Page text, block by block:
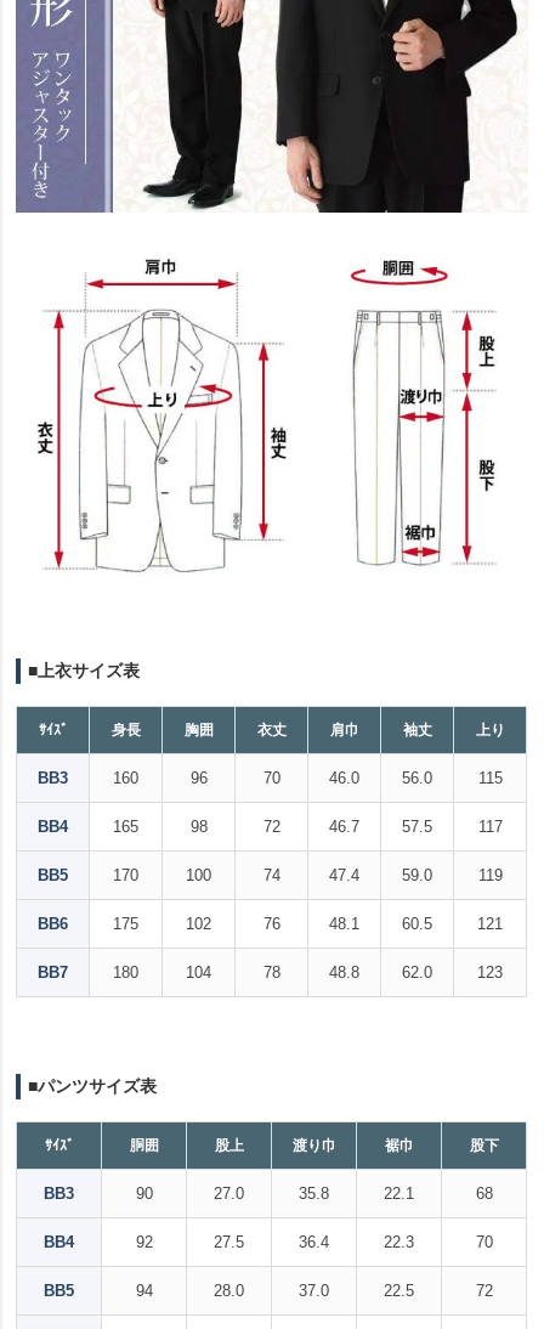
■上衣サイズ表
ｻｲｽﾞ 身長 胸囲 衣丈 肩巾 袖丈 上り
BB3 160 96 70 46.0 56.0 115
BB4 165 98 72 46.7 57.5 117
BB5 170 100 74 47.4 59.0 119
BB6 175 102 76 48.1 60.5 121
BB7 180 104 78 48.8 62.0 123
■パンツサイズ表
ｻｲｽﾞ 胴囲 股上 渡り巾 裾巾 股下
BB3 90 27.0 35.8 22.1 68
BB4 92 27.5 36.4 22.3 70
BB5 94 28.0 37.0 22.5 72